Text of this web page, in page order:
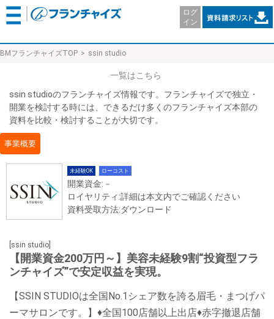
ログ
イン
BMフランチャイズTOP ssin studio
一覧はこちら
ssin studioのフランチャイズ情報です。フランチャイズで独立・
開業を検討する時には、できるだけ多くのフランチャイズ本部の
資料を比較・検討することが大切です。
事業概要
未経験OK ローコスト
開業資金:－
ロイヤリティ:詳細は本文内でご確認ください
資料受取方法:ダウンロード
[ssin studio]
【開業資金200万円～】美容未経験9割“投資型フラ
ンチャイズ”で安定収益を実現。
【SSIN STUDIOは全国No.1シェア数を誇る眉毛・まつげパ
ーマサロンです。】♦全国100店舗以上出店♦赤字撤退店舗